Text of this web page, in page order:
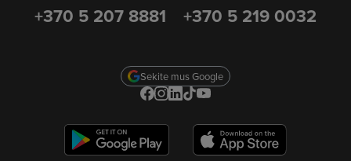
+370 5 207 8881 +370 5 219 0032
Sekite mus Google